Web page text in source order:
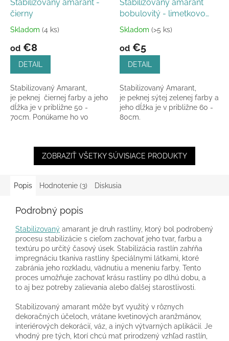
Stabilizovaný amarant -
čierny
Priemerné
produktu
5
hviezdičiek.
Skladom (4 ks)
od €8
DETAIL
Stabilizovaný Amarant,
je peknej čiernej farby a jeho
dĺžka je v približne 50 -
70cm. Ponúkame ho vo
Stabilizovaný amarant
bobulovitý - limetkovo
zelený
Priemerné
produktu
5
hviezdičiek.
Skladom (>5 ks)
od €5
DETAIL
Stabilizovaný Amarant,
je peknej sýtej zelenej farby a
jeho dĺžka je v približne 60 -
80cm.
ZOBRAZIŤ VŠETKY SÚVISIACE PRODUKTY
Popis Hodnotenie (3) Diskusia
Podrobný popis
Stabilizovaný amarant je druh rastliny, ktorý bol podrobený
procesu stabilizácie s cieľom zachovať jeho tvar, farbu a
textúru po určitý časový úsek. Stabilizácia rastlín zahŕňa
impregnáciu tkaniva rastliny špeciálnymi látkami, ktoré
zabránia jeho rozkladu, vädnutiu a meneniu farby. Tento
proces umožňuje zachovať krásu rastliny po dlhú dobu, a
to aj bez potreby zalievania alebo ďalšej starostlivosti.
Stabilizovaný amarant môže byť využitý v rôznych
dekoračných účeloch, vrátane kvetinových aranžmánov,
interiérových dekorácií, váz, a iných výtvarných aplikácií. Je
vhodný pre tých, ktorí chcú mať prirodzený vzhľad rastlín,